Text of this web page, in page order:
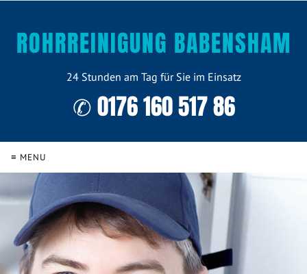
ROHRREINIGUNG BABENSHAM
24 Stunden am Tag für Sie im Einsatz
✆ 0176 160 517 86
≡ MENU